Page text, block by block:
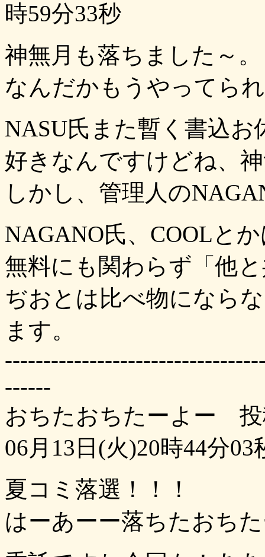
時59分33秒
神無月も落ちました～
なんだかもうやってら
NASU氏また暫く書込
好きなんですけどね、
しかし、管理人の
NAGANO氏、COOLと
無料にも関わらず「他
ぢおとは比べ物になら
ます。
------
おちたおちたーよー
06月13日(火)20時44分03
夏コミ落選！！！
はーあーー落ちたおち